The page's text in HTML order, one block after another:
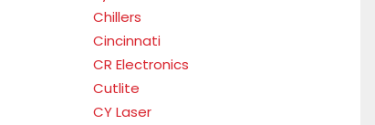
Chillers
Cincinnati
CR Electronics
Cutlite
CY Laser